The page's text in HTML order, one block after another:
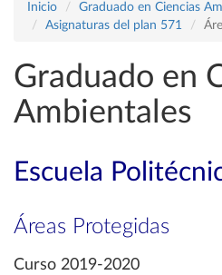
Inicio
Graduado en Ciencias
Asignaturas del plan 571
Graduado en
Ambientales
Escuela
Áreas Protegidas
Curso 2019-2020